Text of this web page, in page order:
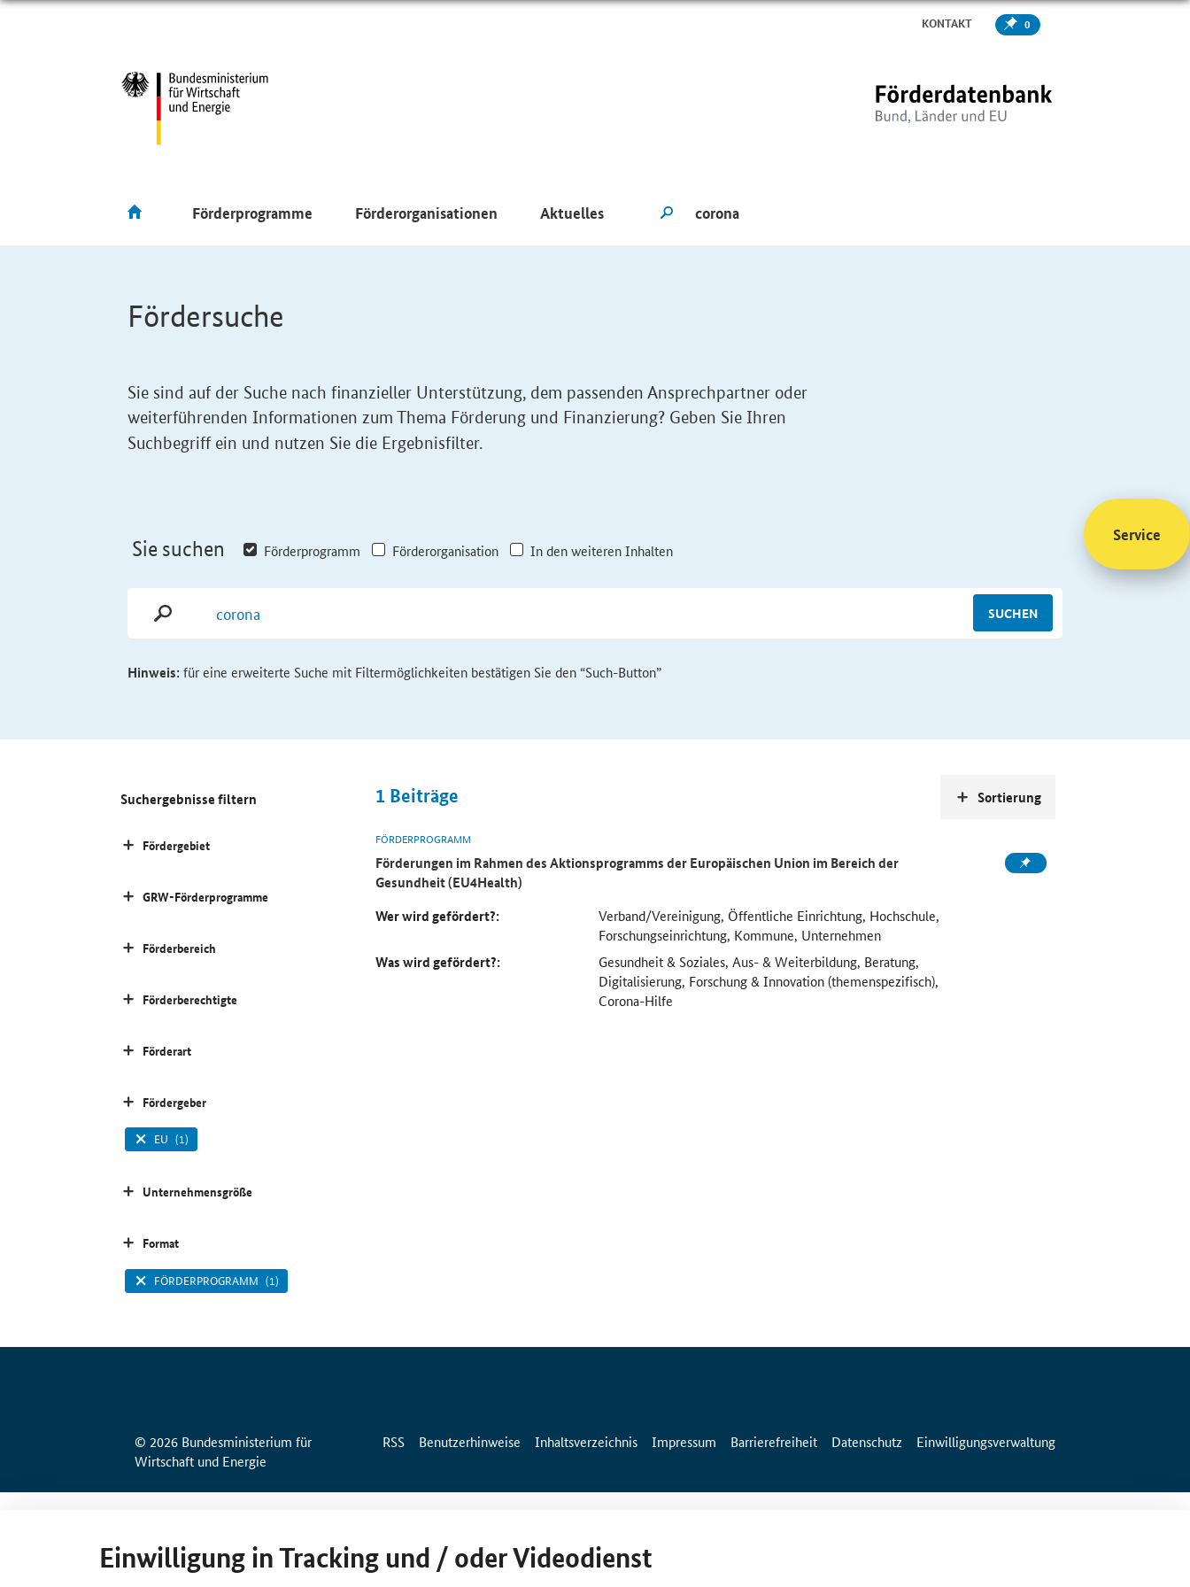
KONTAKT 0
Förderprogramme Förderorganisationen Aktuelles
Fördersuche
Sie sind auf der Suche nach finanzieller Unterstützung, dem passenden Ansprechpartner oder
weiterführenden Informationen zum Thema Förderung und Finanzierung? Geben Sie Ihren
Suchbegriff ein und nutzen Sie die Ergebnisfilter.
Sie suchen Förderprogramm Förderorganisation In den weiteren Inhalten
SUCHEN
Hinweis:für eine erweiterte Suche mit Filtermöglichkeiten bestätigen Sie den “Such-Button”
1 Beiträge
FÖRDERPROGRAMM
Förderungen im Rahmen des Aktionsprogramms der Europäischen Union im Bereich der
Gesundheit (EU4Health)
Wer wird gefördert?:
Verband/Vereinigung, Öffentliche Einrichtung, Hochschule,
Forschungseinrichtung, Kommune, Unternehmen
Was wird gefördert?:
Gesundheit & Soziales, Aus- & Weiterbildung, Beratung,
Digitalisierung, Forschung & Innovation (themenspezifisch),
Corona-Hilfe
Sortierung
Suchergebnisse filtern
Fördergebiet
GRW-Förderprogramme
Förderbereich
Förderberechtigte
Förderart
Fördergeber
EU (1)
Unternehmensgröße
Format
FÖRDERPROGRAMM (1)
Service
© 2026 Bundesministerium für
Wirtschaft und Energie
RSS Benutzerhinweise Inhaltsverzeichnis Impressum Barrierefreiheit Datenschutz Einwilligungsverwaltung
Einwilligung in Tracking und / oder Videodienst